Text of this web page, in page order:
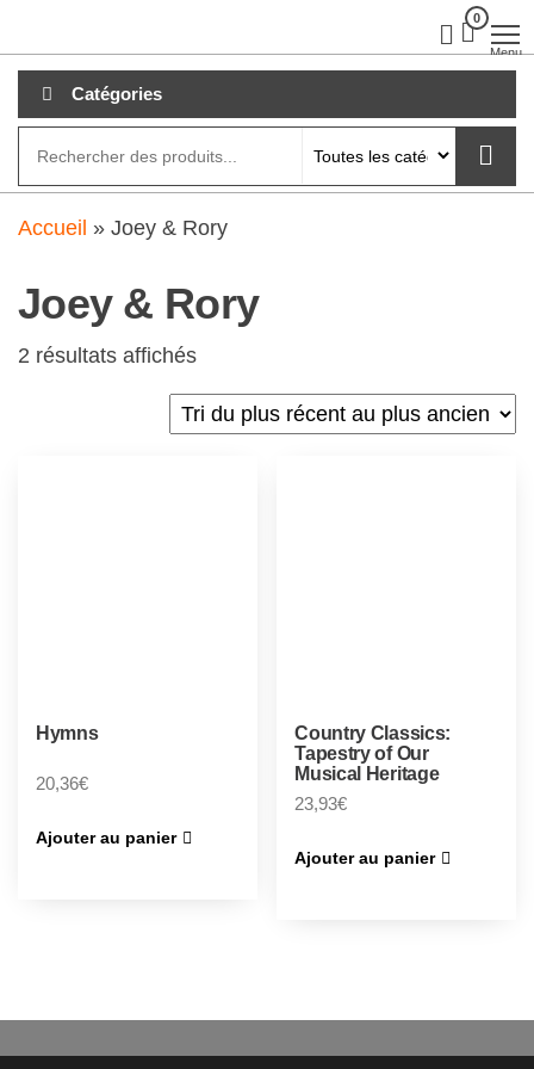
au
contenu
0
Menu
Catégories
Accueil » Joey & Rory
Joey & Rory
2 résultats affichés
Hymns
20,36€
Ajouter au panier
Country Classics:
Tapestry of Our
Musical Heritage
23,93€
Ajouter au panier